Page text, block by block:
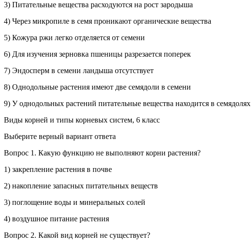
3) Питательные вещества расходуются на рост зародыша
4) Через микропиле в семя проникают органические вещества
5) Кожура ржи легко отделяется от семени
6) Для изучения зерновка пшеницы разрезается поперек
7) Эндосперм в семени ландыша отсутствует
8) Однодольные растения имеют две семядоли в семени
9) У однодольных растений питательные вещества находится в семядолях
Виды корней и типы корневых систем, 6 класс
Выберите верный вариант ответа
Вопрос 1. Какую функцию не выполняют корни растения?
1) закрепление растения в почве
2) накопление запасных питательных веществ
3) поглощение воды и минеральных солей
4) воздушное питание растения
Вопрос 2. Какой вид корней не существует?